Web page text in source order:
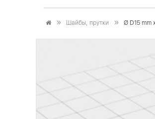
Шайбы, прутки Ø D15 mm